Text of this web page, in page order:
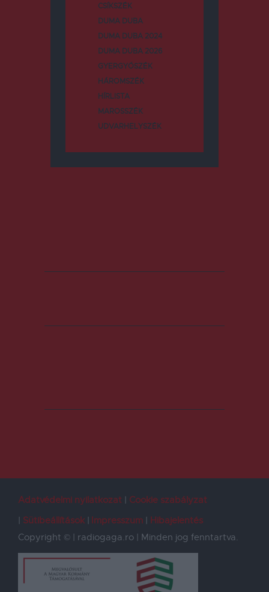
CSÍKSZÉK
DUMA DUBA
DUMA DUBA 2024
DUMA DUBA 2026
GYERGYÓSZÉK
HÁROMSZÉK
HÍRLISTA
MAROSSZÉK
UDVARHELYSZÉK
Adatvédelmi nyilatkozat
Cookie szabályzat
Sütibeállítások
Impresszum
Hibajelentés
Copyright © | radiogaga.ro | Minden jog fenntartva.